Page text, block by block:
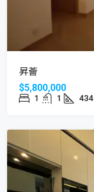
昇薈
$5,800,000
1 1 434